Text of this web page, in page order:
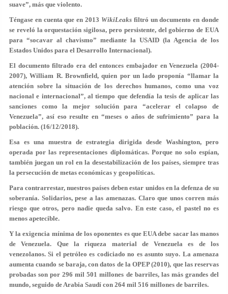
suave”, más que violento.
Téngase en cuenta que en 2013 WikiLeaksfiltró un documento en donde
se reveló la orquestación sigilosa, pero persistente, del gobierno de EUA
para “socavar al chavismo” mediante la USAID (la Agencia de los
Estados Unidos para el Desarrollo Internacional).
El documento filtrado era del entonces embajador en Venezuela (2004-
2007), William R. Brownfield, quien por un lado proponía “llamar la
atención sobre la situación de los derechos humanos, como una voz
nacional e internacional”, al tiempo que defendía la tesis de aplicar las
sanciones como la mejor solución para “acelerar el colapso de
Venezuela”, así eso resulte en “meses o años de sufrimiento” para la
población. (16/12/2018).
Esa es una muestra de estrategia dirigida desde Washington, pero
operada por las representaciones diplomáticas. Porque no solo espían,
también juegan un rol en la desestabilización de los países, siempre tras
la persecución de metas económicas y geopolíticas.
Para contrarrestar, nuestros países deben estar unidos en la defenza de su
soberanía. Solidarios, pese a las amenazas. Claro que unos corren más
riesgo que otros, pero nadie queda salvo. En este caso, el pastel no es
menos apetecible.
Y la exigencia mínima de los oponentes es que EUA debe sacar las manos
de Venezuela. Que la riqueza material de Venezuela es de los
venezolanos. Si el petróleo es codiciado no es asunto suyo. La amenaza
aumenta cuando se baraja, con datos de la OPEP (2010), que las reservas
probadas son por 296 mil 501 millones de barriles, las más grandes del
mundo, seguido de Arabia Saudí con 264 mil 516 millones de barriles.